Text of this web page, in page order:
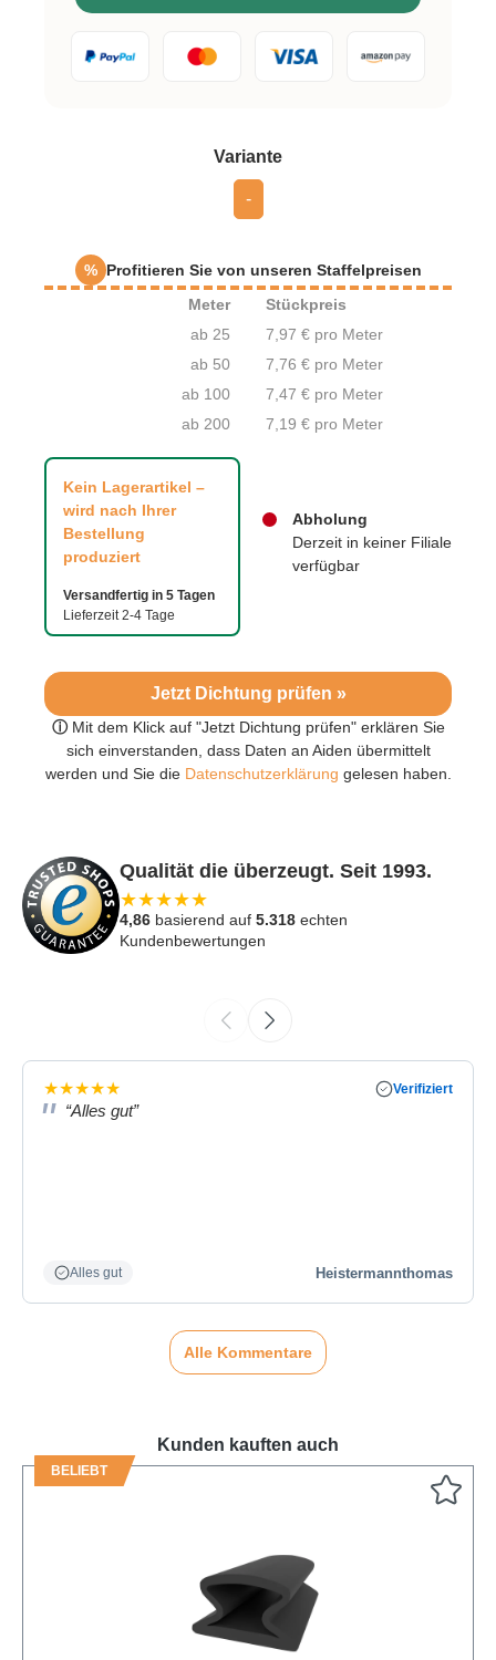
Jetzt Dichtung prüfen »
ⓘ Mit dem Klick auf "Jetzt Dichtung prüfen" erklären Sie
sich einverstanden, dass Daten an Aiden übermittelt
werden und Sie dieDatenschutzerklärung gelesen haben.
Kein Lagerartikel –
wird nach Ihrer
Bestellung
produziert
Versandfertig in 5 Tagen
Lieferzeit 2-4 Tage
Abholung
Derzeit in keiner Filiale
verfügbar
Varianteauswählen
-
% Profitieren Sie von unseren Staffelpreisen
Meter
Stückpreis
ab 25
7,97 € pro Meter
ab 50
7,76 € pro Meter
ab 100
7,47 € pro Meter
ab 200
7,19 € pro Meter
Qualität die überzeugt. Seit 1993.
★★★★★
4,86 basierend auf 5.318 echten
Kundenbewertungen
★★★★★ Verifiziert
“Alles gut”
Alles gut Heistermannthomas
Alle Kommentare
Kunden kauften auch
BELIEBT